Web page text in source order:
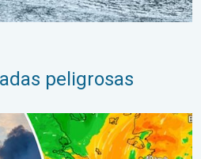
peligrosas
de Europa. Calor y mucho